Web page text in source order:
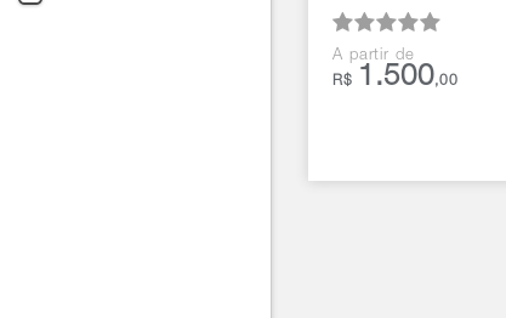
A partir de
R$ 1.500,00